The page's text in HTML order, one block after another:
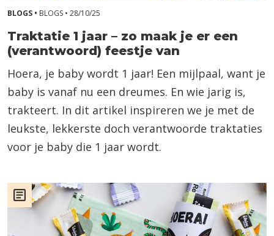
BLOGS • BLOGS • 28/10/25
Traktatie 1 jaar – zo maak je er een
(verantwoord) feestje van
Hoera, je baby wordt 1 jaar! Een mijlpaal, want je
baby is vanaf nu een dreumes. En wie jarig is,
trakteert. In dit artikel inspireren we je met de
leukste, lekkerste doch verantwoorde traktaties
voor je baby die 1 jaar wordt.